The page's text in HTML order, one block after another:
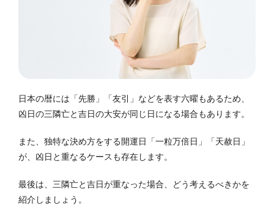
日本の暦には「先勝」「友引」などを表す六曜もあるため、
凶日の三隣亡と吉日の大安が同じ日になる場合もあります。
また、独特な決め方をする開運日「一粒万倍日」「天赦日」
が、凶日と重なるケースも存在します。
最後は、三隣亡と吉日が重なった場合、どう考えるべきかを
紹介しましょう。